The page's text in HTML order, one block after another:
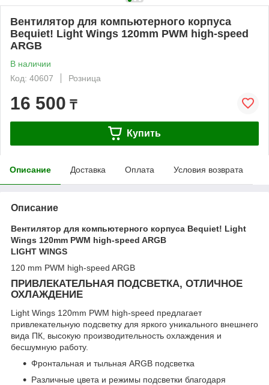
Вентилятор для компьютерного корпуса
Bequiet! Light Wings 120mm PWM high-speed
ARGB
В наличии
Код: 40607
Розница
16 500 ₸
Купить
Описание Доставка Оплата Условия возврата
Описание
Вентилятор для компьютерного корпуса Bequiet! Light
Wings 120mm PWM high-speed ARGB
LIGHT WINGS
120 mm PWM high-speed ARGB
ПРИВЛЕКАТЕЛЬНАЯ ПОДСВЕТКА, ОТЛИЧНОЕ
ОХЛАЖДЕНИЕ
Light Wings 120mm PWM high-speed предлагает
привлекательную подсветку для яркого уникального внешнего
вида ПК, высокую производительность охлаждения и
бесшумную работу.
Фронтальная и тыльная ARGB подсветка
Различные цвета и режимы подсветки благодаря